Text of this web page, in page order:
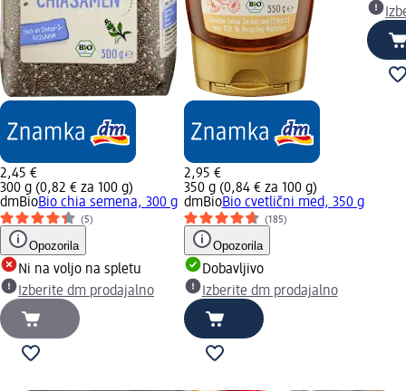
2,45 €
300 g (0,82 € za 100 g)
dmBioBio chia semena, 300 g
(5)
Opozorila
Ni na voljo na spletu
Izberite dm prodajalno
2,95 €
350 g (0,84 € za 100 g)
dmBioBio cvetlični med, 350 g
(185)
Opozorila
Dobavljivo
Izberite dm prodajalno